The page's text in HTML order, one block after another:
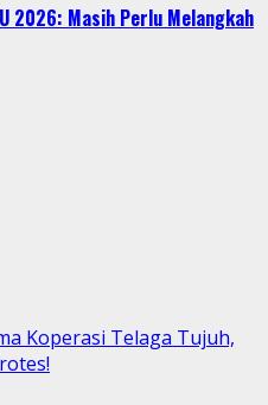
2026: Masih Perlu Melangkah
Koperasi Telaga Tujuh,